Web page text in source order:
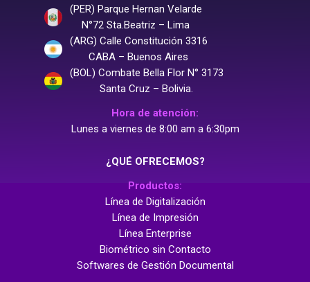
(PER) Parque Hernan Velarde
N°72 Sta.Beatriz – Lima
(ARG) Calle Constitución 3316
CABA – Buenos Aires
(BOL) Combate Bella Flor N° 3173
Santa Cruz – Bolivia.
Hora de atención:
Lunes a viernes de 8:00 am a 6:30pm
¿QUÉ OFRECEMOS?
Productos:
Línea de Digitalización
Línea de Impresión
Línea Enterprise
Biométrico sin Contacto
Softwares de Gestión Documental